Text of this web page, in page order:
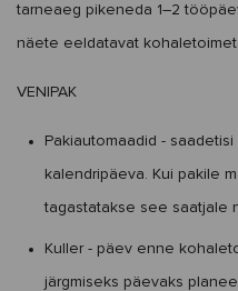
tarneaeg pikeneda 1–2
näete eeldatavat
VENIPAK
Pakiautomaadid -
kalendripäeva. Kui pakile
tagastatakse see saatjale
Kuller - päev enne
järgmiseks päevaks